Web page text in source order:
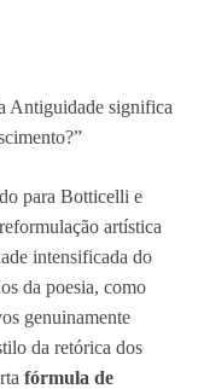
Antiguidade significa
para Botticelli e
artística
intensificada do
da poesia, como
genuinamente
da retórica dos
fórmula de